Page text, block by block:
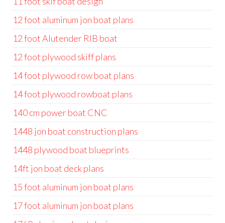
12 foot aluminum jon boat plans
12 foot Alutender RIB boat
12 foot plywood skiff plans
14 foot plywood row boat plans
14 foot plywood rowboat plans
140 cm power boat CNC
1448 jon boat construction plans
1448 plywood boat blueprints
14ft jon boat deck plans
15 foot aluminum jon boat plans
17 foot aluminum jon boat plans